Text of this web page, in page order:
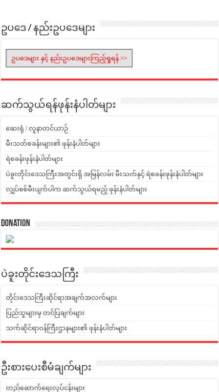
ဥပဒေ / နည်းဥပဒေများ
ဥပဒေများ နှင့် နည်းဥပဒေများကြည့်ရှုရန် >>
ဆက်သွယ်ရန်ဖုန်းနံပါတ်များ
ဆေးရုံ / လူနာတင်ယာဉ်
မီးသတ်စခန်းများ၏ ဖုန်းနံပါတ်များ
ရဲစခန်းဖုန်းနံပါတ်များ
ပဲခူးတိုင်းဒေသကြီးအတွင်းရှိ အမြန်လမ်း မီးသတ်နှင့် ရဲစခန်းဖုန်းနံပါတ်များ
လျှပ်စစ်မီးပျက်ပါက ဆက်သွယ်ရမည့် ဖုန်းနံပါတ်များ
Donation
ပဲခူးတိုင်းဒေသကြီး
တိုင်းဒေသကြီးဆိုင်ရာအချက်အလက်များ
ပြည်သူများမှ တင်ပြချက်များ
သက်ဆိုင်ရာဝန်ကြီးဌာနများ၏ ဖုန်းနံပါတ်များ
ဦးစားပေးစီမံချက်များ
တည်ဆောက်ရေးလုပ်ငန်းများ